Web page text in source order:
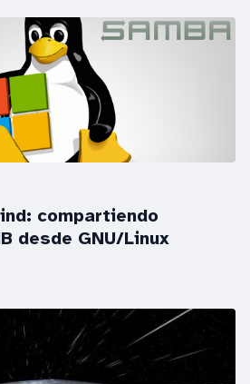
compartiendo
desde GNU/Linux